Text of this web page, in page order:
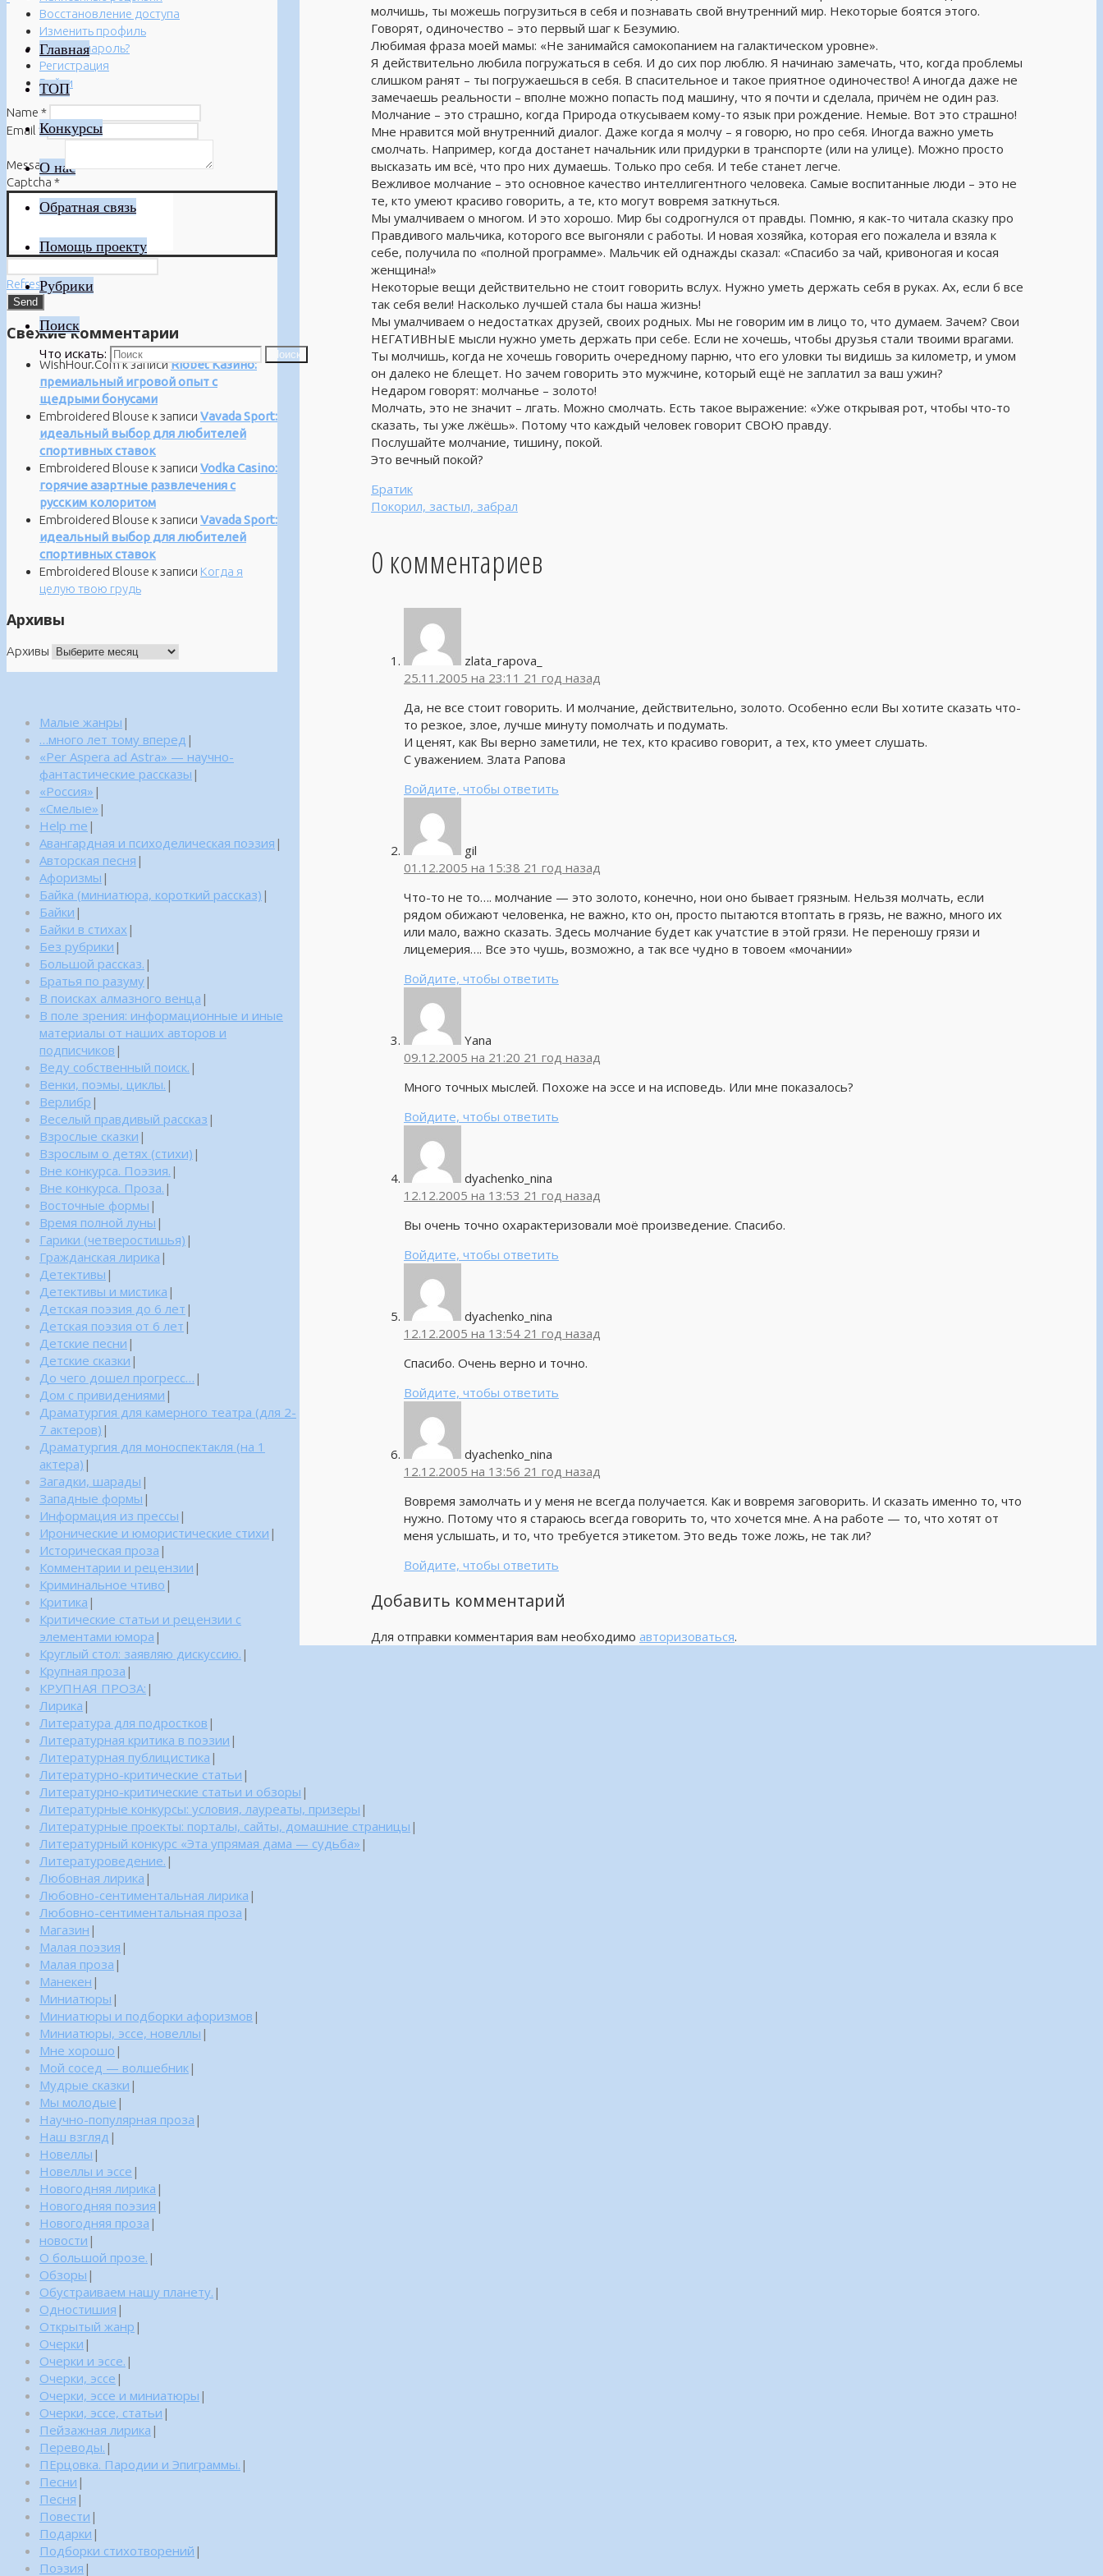
Главная
ТОП
Конкурсы
О нас
Обратная связь
Помощь проекту
Рубрики
Поиск
Что искать: Поиск
молчишь, ты можешь погрузиться в себя и познавать свой внутренний мир. Некоторые боятся этого.
Говорят, одиночество – это первый шаг к Безумию.
Любимая фраза моей мамы: «Не занимайся самокопанием на галактическом уровне».
Я действительно любила погружаться в себя. И до сих пор люблю. Я начинаю замечать, что, когда проблемы
слишком ранят – ты погружаешься в себя. В спасительное и такое приятное одиночество! А иногда даже не
замечаешь реальности – вполне можно попасть под машину, что я почти и сделала, причём не один раз.
Молчание – это страшно, когда Природа откусываем кому-то язык при рождение. Немые. Вот это страшно!
Мне нравится мой внутренний диалог. Даже когда я молчу – я говорю, но про себя. Иногда важно уметь
смолчать. Например, когда достанет начальник или придурки в транспорте (или на улице). Можно просто
высказать им всё, что про них думаешь. Только про себя. И тебе станет легче.
Вежливое молчание – это основное качество интеллигентного человека. Самые воспитанные люди – это не
те, кто умеют красиво говорить, а те, кто могут вовремя заткнуться.
Мы умалчиваем о многом. И это хорошо. Мир бы содрогнулся от правды. Помню, я как-то читала сказку про
Правдивого мальчика, которого все выгоняли с работы. И новая хозяйка, которая его пожалела и взяла к
себе, получила по «полной программе». Мальчик ей однажды сказал: «Спасибо за чай, кривоногая и косая
женщина!»
Некоторые вещи действительно не стоит говорить вслух. Нужно уметь держать себя в руках. Ах, если б все
так себя вели! Насколько лучшей стала бы наша жизнь!
Мы умалчиваем о недостатках друзей, своих родных. Мы не говорим им в лицо то, что думаем. Зачем? Свои
НЕГАТИВНЫЕ мысли нужно уметь держать при себе. Если не хочешь, чтобы друзья стали твоими врагами.
Ты молчишь, когда не хочешь говорить очередному парню, что его уловки ты видишь за километр, и умом
он далеко не блещет. Но зачем говорить это мужчине, который ещё не заплатил за ваш ужин?
Недаром говорят: молчанье – золото!
Молчать, это не значит – лгать. Можно смолчать. Есть такое выражение: «Уже открывая рот, чтобы что-то
сказать, ты уже лжёшь». Потому что каждый человек говорит СВОЮ правду.
Послушайте молчание, тишину, покой.
Это вечный покой?
Братик
Покорил, застыл, забрал
0 комментариев
zlata_rapova_
25.11.2005 на 23:11 21 год назад
Да, не все стоит говорить. И молчание, действительно, золото. Особенно если Вы хотите сказать что-
то резкое, злое, лучше минуту помолчать и подумать.
И ценят, как Вы верно заметили, не тех, кто красиво говорит, а тех, кто умеет слушать.
С уважением. Злата Рапова
Войдите, чтобы ответить
gil
01.12.2005 на 15:38 21 год назад
Что-то не то…. молчание — это золото, конечно, нои оно бывает грязным. Нельзя молчать, если
рядом обижают человенка, не важно, кто он, просто пытаются втоптать в грязь, не важно, много их
или мало, важно сказать. Здесь молчание будет как учатстие в этой грязи. Не переношу грязи и
лицемерия…. Все это чушь, возможно, а так все чудно в товоем «мочании»
Войдите, чтобы ответить
Yana
09.12.2005 на 21:20 21 год назад
Много точных мыслей. Похоже на эссе и на исповедь. Или мне показалось?
Войдите, чтобы ответить
dyachenko_nina
12.12.2005 на 13:53 21 год назад
Вы очень точно охарактеризовали моё произведение. Спасибо.
Войдите, чтобы ответить
dyachenko_nina
12.12.2005 на 13:54 21 год назад
Спасибо. Очень верно и точно.
Войдите, чтобы ответить
dyachenko_nina
12.12.2005 на 13:56 21 год назад
Вовремя замолчать и у меня не всегда получается. Как и вовремя заговорить. И сказать именно то, что
нужно. Потому что я стараюсь всегда говорить то, что хочется мне. А на работе — то, что хотят от
меня услышать, и то, что требуется этикетом. Это ведь тоже ложь, не так ли?
Войдите, чтобы ответить
Добавить комментарий
Для отправки комментария вам необходимо авторизоваться.
Восстановление доступа
Изменить профиль
Забыли пароль?
Регистрация
Войти
Name *
Email *
Message*
Captcha *
Refresh
Свежие комментарии
WishHour.Comк записиRiobet Казино:
премиальный игровой опыт с
щедрыми бонусами
Embroidered Blouse к записи Vavada Sport:
идеальный выбор для любителей
спортивных ставок
Embroidered Blouse к записи Vodka Casino:
горячие азартные развлечения с
русским колоритом
Embroidered Blouse к записи Vavada Sport:
идеальный выбор для любителей
спортивных ставок
Embroidered Blouse к записи Когда я
целую твою грудь
Архивы
Архивы
Малые жанры |
…много лет тому вперед |
«Per Aspera ad Astra» — научно-
фантастические рассказы |
«Россия» |
«Смелые» |
Help me |
Авангардная и психоделическая поэзия |
Авторская песня |
Афоризмы |
Байка (миниатюра, короткий рассказ) |
Байки |
Байки в стихах |
Без рубрики |
Большой рассказ. |
Братья по разуму|
В поисках алмазного венца |
В поле зрения: информационные и иные
материалы от наших авторов и
подписчиков |
Веду собственный поиск. |
Венки, поэмы, циклы. |
Верлибр |
Веселый правдивый рассказ |
Взрослые сказки |
Взрослым о детях (стихи) |
Вне конкурса. Поэзия. |
Вне конкурса. Проза. |
Восточные формы |
Время полной луны |
Гарики (четверостишья) |
Гражданская лирика |
Детективы |
Детективы и мистика |
Детская поэзия до 6 лет |
Детская поэзия от 6 лет |
Детские песни |
Детские сказки |
До чего дошел прогресс… |
Дом с привидениями |
Драматургия для камерного театра (для 2-
7 актеров) |
Драматургия для моноспектакля (на 1
актера) |
Загадки, шарады |
Западные формы |
Информация из прессы |
Иронические и юмористические стихи |
Историческая проза |
Комментарии и рецензии |
Криминальное чтиво |
Критика |
Критические статьи и рецензии с
элементами юмора |
Круглый стол: заявляю дискуссию. |
Крупная проза |
КРУПНАЯ ПРОЗА: |
Лирика |
Литература для подростков |
Литературная критика в поэзии |
Литературная публицистика |
Литературно-критические статьи |
Литературно-критические статьи и обзоры |
Литературные конкурсы: условия, лауреаты, призеры |
Литературные проекты: порталы, сайты, домашние страницы |
Литературный конкурс «Эта упрямая дама — судьба» |
Литературоведение. |
Любовная лирика |
Любовно-сентиментальная лирика |
Любовно-сентиментальная проза |
Магазин |
Малая поэзия |
Малая проза |
Манекен |
Миниатюры |
Миниатюры и подборки афоризмов |
Миниатюры, эссе, новеллы |
Мне хорошо |
Мой сосед — волшебник|
Мудрые сказки |
Мы молодые |
Научно-популярная проза |
Наш взгляд |
Новеллы |
Новеллы и эссе |
Новогодняя лирика |
Новогодняя поэзия |
Новогодняя проза |
новости |
О большой прозе. |
Обзоры |
Обустраиваем нашу планету. |
Одностишия |
Открытый жанр |
Очерки |
Очерки и эссе. |
Очерки, эссе |
Очерки, эссе и миниатюры |
Очерки, эссе, статьи |
Пейзажная лирика |
Переводы. |
ПЕрцовка. Пародии и Эпиграммы. |
Песни |
Песня |
Повести |
Подарки |
Подборки стихотворений |
Поэзия |